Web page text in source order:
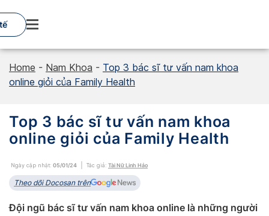
to
content
Home - Nam Khoa - Top 3 bác sĩ tư vấn nam khoa
online giỏi của Family Health
Top 3 bác sĩ tư vấn nam khoa
online giỏi của Family Health
Ngày cập nhật: 05/01/24 Tác giả: Tài Nữ Linh Hảo
Theo dõi Docosan trên
Đội ngũ bác sĩ tư vấn nam khoa online là những người